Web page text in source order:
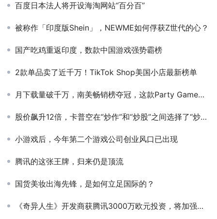
百度日本法人将开设海淘网站“百分百”
被称作「印度版Shein」，NEWME如何俘获Z世代的心？
国产吃鸡重返印度，数款中国游戏强势霸榜
2款单品卖了近千万！TikTok Shop美国小店最新榜单
月下载量破千万，南美畅销榜夺冠，这款Party Game手游海外火了？
股价飙升12倍，卡普空在“炒作”和“炒股”之间选择了“炒冷饭”
小游戏后，今年第二个游戏公司创业风口已出现
腾讯的这张王牌，归来仍是顶流
国货美妆出海先锋，是如何立足国际的？
《奇异人生》开发商获腾讯3000万欧元投资，将加强在中国和移动平台合作